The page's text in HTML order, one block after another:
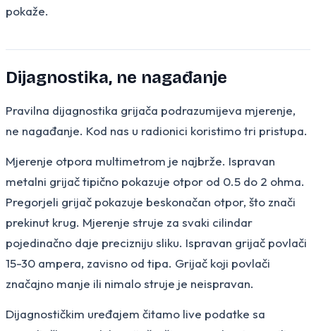
pokaže.
Dijagnostika, ne nagađanje
Pravilna dijagnostika grijača podrazumijeva mjerenje,
ne nagađanje. Kod nas u radionici koristimo tri pristupa.
Mjerenje otpora multimetrom je najbrže. Ispravan
metalni grijač tipično pokazuje otpor od 0.5 do 2 ohma.
Pregorjeli grijač pokazuje beskonačan otpor, što znači
prekinut krug. Mjerenje struje za svaki cilindar
pojedinačno daje precizniju sliku. Ispravan grijač povlači
15-30 ampera, zavisno od tipa. Grijač koji povlači
značajno manje ili nimalo struje je neispravan.
Dijagnostičkim uređajem čitamo live podatke sa